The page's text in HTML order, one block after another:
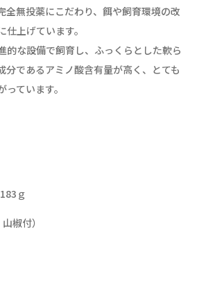
全無投薬にこだわり、餌や飼育環境の改
上げています。
的な設備で飼育し、ふっくらとした軟ら
分であるアミノ酸含有量が高く、とても
ています。
ｇ
椒付）